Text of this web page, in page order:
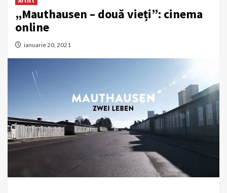
„Mauthausen – două vieți”: cinema
online
ianuarie 20, 2021